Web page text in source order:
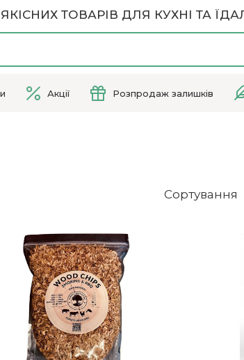
ТОВАРІВ ДЛЯ КУХНІ ТА
Акції Розпродаж залишків
Сортування